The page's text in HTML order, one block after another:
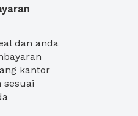
dan anda
kantor
sesuai